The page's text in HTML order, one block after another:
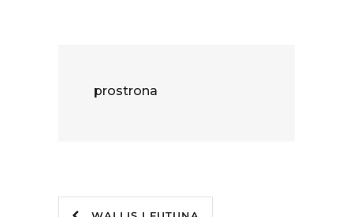
prostrona